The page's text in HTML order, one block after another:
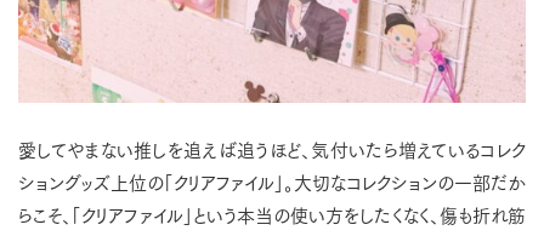
愛してやまない推しを追えば追うほど、気付いたら増えているコレク
ショングッズ上位の「クリアファイル」。大切なコレクションの一部だか
らこそ、「クリアファイル」という本当の使い方をしたくなく、傷も折れ筋